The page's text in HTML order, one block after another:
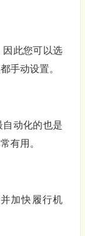
因此您可以选
手动设置。
动化的也是
有用。
加快履行机